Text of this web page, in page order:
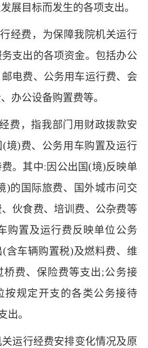
展目标而发生的各项支出。
经费，为保障我院机关运行
支出的各项资金。包括办公
电费、公务用车运行费、会
办公设备购置费等。
费，指我部门用财政拨款安
(境)费、公务用车购置及运行
。其中: 因公出国(境)反映单
)的国际旅费、国外城市问交
伙食费、培训费、公杂费等
购置及运行费反映单位公务
(含车辆购置税)及燃料费、维
桥费、保险费等支出;公务接
按规定开支的各类公务接待
出。
关运行经费安排变化情况及原